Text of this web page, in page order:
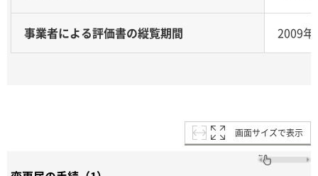
事業者による評価書の縦覧期間 2009年
画面サイズで表示